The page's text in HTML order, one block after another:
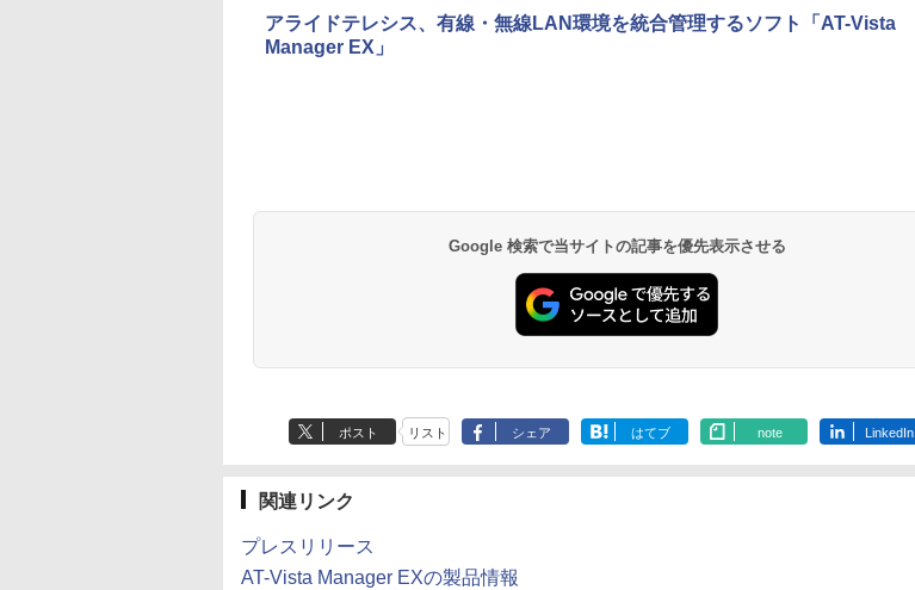
アライドテレシス、有線・無線LAN環境を統合管理するソフト「AT-Vista
Manager EX」
Google 検索で当サイトの記事を優先表示させる
ポスト リスト シェア はてブ note LinkedIn
関連リンク
プレスリリース
AT-Vista Manager EXの製品情報